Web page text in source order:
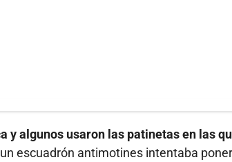
y algunos usaron las patinetas en las
escuadrón antimotines intentaba poner